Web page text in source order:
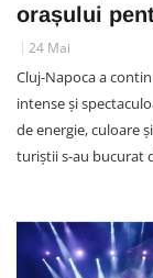
orașului
24 Mai
Cluj-Napoca a
intense și
de energie, culoare
turiștii s-au bucurat